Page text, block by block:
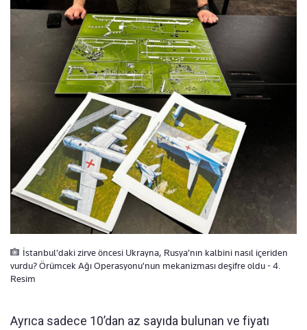
İstanbul'daki zirve öncesi Ukrayna, Rusya’nın kalbini nasıl içeriden
vurdu? Örümcek Ağı Operasyonu'nun mekanizması deşifre oldu - 4.
Resim
Ayrıca sadece 10’dan az sayıda bulunan ve fiyatı